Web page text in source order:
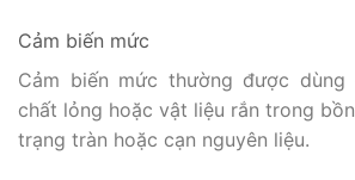
Cảm biến mức
Cảm biến mức thường được
chất lỏng hoặc vật liệu rắn trong
trạng tràn hoặc cạn nguyên liệu.